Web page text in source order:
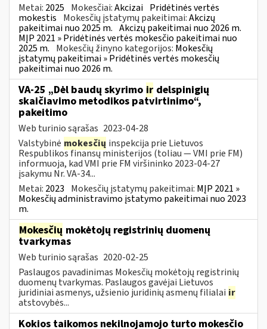
Metai: 2025 Mokesčiai:Akcizai Pridėtinės vertės
mokestis Mokesčių įstatymų pakeitimai:Akcizų
pakeitimai nuo 2025 m. Akcizų pakeitimai nuo 2026 m.
MĮP 2021 » Pridėtinės vertės mokesčio pakeitimai nuo
2025 m. Mokesčių žinyno kategorijos: Mokesčių
įstatymų pakeitimai » Pridėtinės vertės mokesčių
pakeitimai nuo 2026 m.
VA-25 „Dėl baudų skyrimo ir delspinigių
skaičiavimo metodikos patvirtinimo“,
pakeitimo
Web turinio sąrašas 2023-04-28
Valstybinė mokesčių inspekcija prie Lietuvos
Respublikos finansų ministerijos (toliau ― VMI prie FM)
informuoja, kad VMI prie FM viršininko 2023-04-27
įsakymu Nr. VA-34...
Metai: 2023 Mokesčių įstatymų pakeitimai: MĮP 2021 »
Mokesčių administravimo įstatymo pakeitimai nuo 2023
m.
Mokesčių mokėtojų registrinių duomenų
tvarkymas
Web turinio sąrašas 2020-02-25
Paslaugos pavadinimas Mokesčių mokėtojų registrinių
duomenų tvarkymas. Paslaugos gavėjai Lietuvos
juridiniai asmenys, užsienio juridinių asmenų filialai ir
atstovybės...
Kokios taikomos nekilnojamojo turto mokesčio